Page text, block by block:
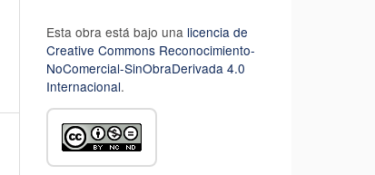
Esta obra está bajo una licencia de
Creative Commons Reconocimiento-
NoComercial-SinObraDerivada 4.0
Internacional.